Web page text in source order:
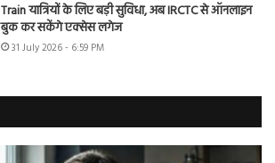
Train यात्रियों के लिए बड़ी सुविधा, अब IRCTC से ऑनलाइन
बुक कर सकेंगे एक्सेस लगेज
31 July 2026 - 6:59 PM